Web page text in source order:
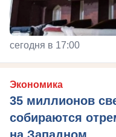
сегодня в 17:00
Экономика
35 миллионов
собираются